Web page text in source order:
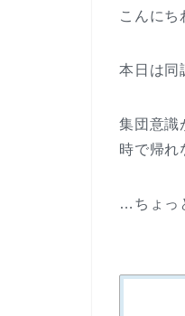
こんにち
本日は同
集団意識
時で帰れ
…ちょっ